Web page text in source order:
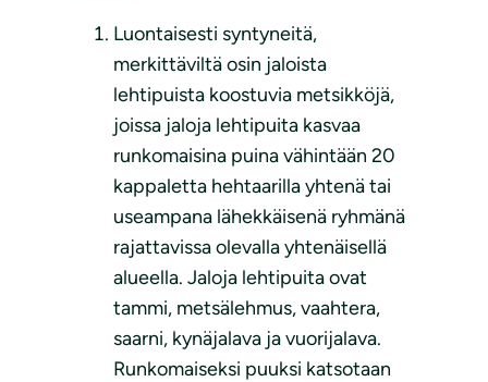
Luontaisesti syntyneitä,
merkittäviltä osin jaloista
lehtipuista koostuvia metsikköjä,
joissa jaloja lehtipuita kasvaa
runkomaisina puina vähintään 20
kappaletta hehtaarilla yhtenä tai
useampana lähekkäisenä ryhmänä
rajattavissa olevalla yhtenäisellä
alueella. Jaloja lehtipuita ovat
tammi, metsälehmus, vaahtera,
saarni, kynäjalava ja vuorijalava.
Runkomaiseksi puuksi katsotaan